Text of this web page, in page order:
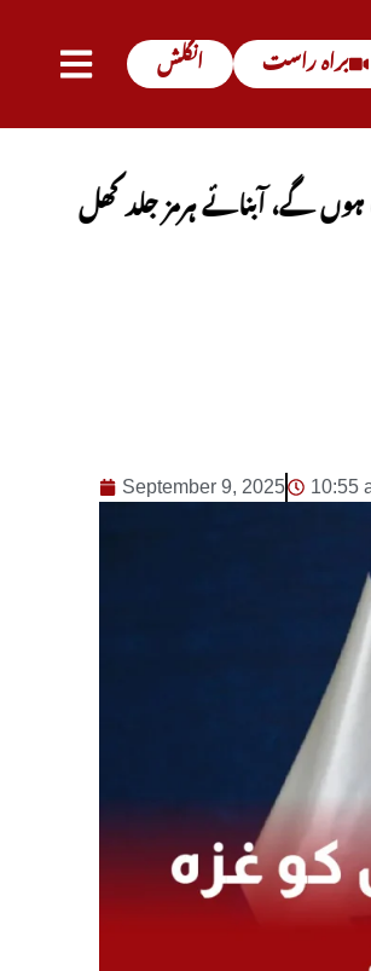
انگلش براہ راست
ہرمز جلد کھل جائے گی
September 9, 2025 10:55